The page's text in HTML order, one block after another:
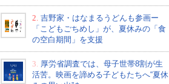
2. 吉野家・はなまるうどんも参画ー
「こどもごちめし」が、夏休みの「食
の空白期間」を支援
3. 厚労省調査では、母子世帯8割が生
活苦。映画を諦める子どもたちへ“夏休